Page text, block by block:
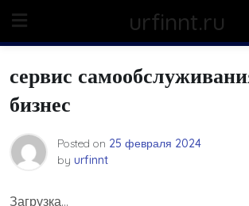
content
urfinnt.ru
сервис
бизнес
Posted on 25 февраля 2024
by urfinnt
Загрузка…